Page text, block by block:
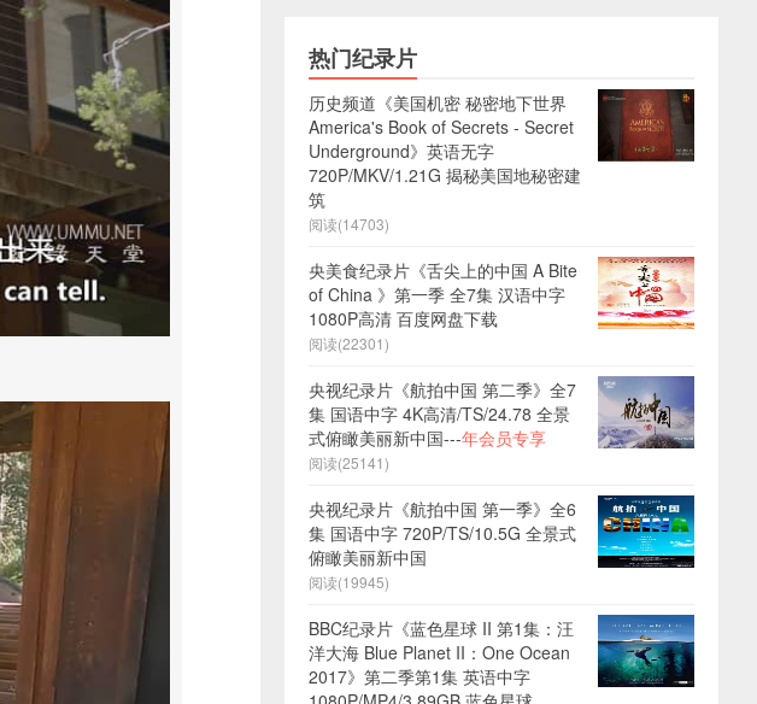
热门纪录片
历史频道《美国机密 秘密地下世界
America's Book of Secrets - Secret
Underground》英语无字
720P/MKV/1.21G 揭秘美国地秘密建
筑
阅读(14703)
央美食纪录片《舌尖上的中国 A Bite
of China 》第一季 全7集 汉语中字
1080P高清 百度网盘下载
阅读(22301)
央视纪录片《航拍中国 第二季》全7
集 国语中字 4K高清/TS/24.78 全景
式俯瞰美丽新中国---年会员专享
阅读(25141)
央视纪录片《航拍中国 第一季》全6
集 国语中字 720P/TS/10.5G 全景式
俯瞰美丽新中国
阅读(19945)
BBC纪录片《蓝色星球 II 第1集：汪
洋大海 Blue Planet II：One Ocean
2017》第二季第1集 英语中字